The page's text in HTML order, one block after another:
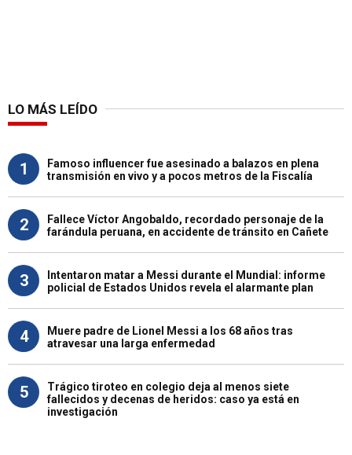
LO MÁS LEÍDO
1
Famoso influencer fue asesinado a balazos en plena
transmisión en vivo y a pocos metros de la Fiscalía
2
Fallece Víctor Angobaldo, recordado personaje de la
farándula peruana, en accidente de tránsito en Cañete
3
Intentaron matar a Messi durante el Mundial: informe
policial de Estados Unidos revela el alarmante plan
4
Muere padre de Lionel Messi a los 68 años tras
atravesar una larga enfermedad
5
Trágico tiroteo en colegio deja al menos siete
fallecidos y decenas de heridos: caso ya está en
investigación